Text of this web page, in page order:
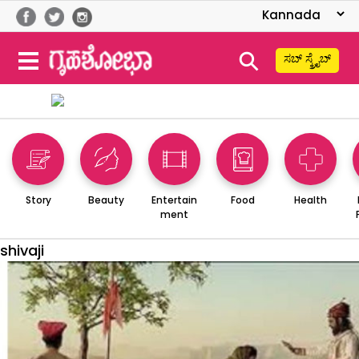
⚲ ಸಬ್ ಸ್ಕ್ರೈಬ್
Story Beauty
Entertain
ment
Food Health
shivaji